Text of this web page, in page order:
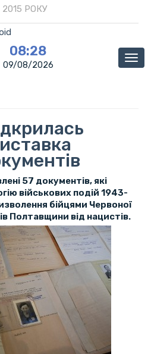
РОКУ
08:28
09/08/2026
57 документів, які
військових подій 1943-
бійцями Червоної
Полтавщини від нацистів.